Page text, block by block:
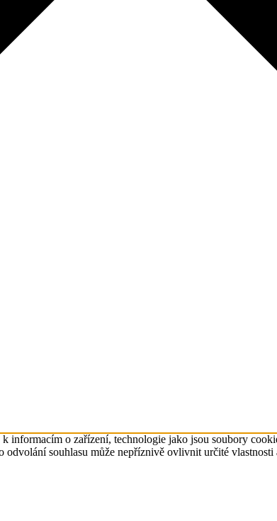
o zařízení, technologie jako jsou soubory
souhlasu může nepříznivě ovlivnit určité vlastnosti